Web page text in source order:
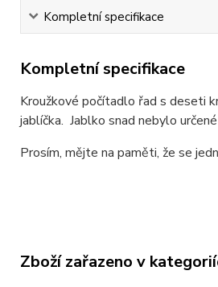
Kompletní specifikace
Kompletní specifikace
Kroužkové počítadlo řad s deseti
jablíčka. Jablko snad nebylo
Prosím, mějte na paměti, že se
Zboží zařazeno v